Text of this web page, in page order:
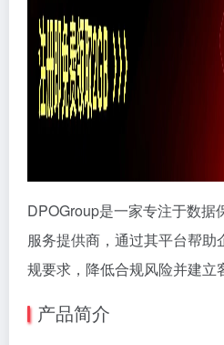
DPOGroup是一家专注于数据
服务提供商，通过其平台帮
规要求，降低合规风险并建立
产品简介